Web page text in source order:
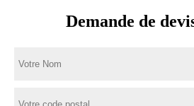
Demande de